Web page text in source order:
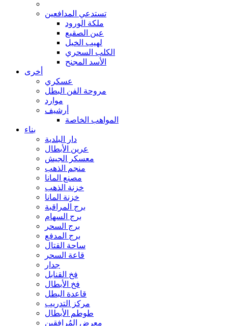
تستدعي المدافعين
ملكة الورود
عين الصقيع
لهيب الخيل
الكلب السحري
الأسد المجنح
أخرى
عسكري
مروحة الفن البطل
موارد
أرشيف
المواهب الخاصة
بناء
دار البلدية
عرين الأبطال
معسكر الجيش
منجم الذهب
مصنع المانا
خزنة الذهب
خزنة المانا
برج المراقبة
برج السهام
برج السحر
برج المدفع
ساحة القتال
قاعة السحر
جدار
فخ القنابل
فخ الأبطال
قاعدة البطل
مركز التدريب
طوطم الأبطال
معرض المُرافقين